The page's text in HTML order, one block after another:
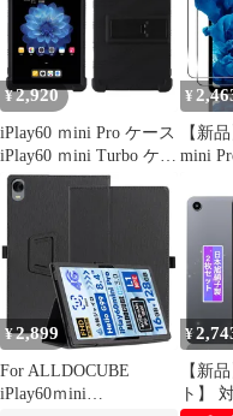
チ タ
強化
（サイ
¥2,920
iPlay60 ｍini Pro ケース
iPlay60 ｍini Turbo ケー
ス iPlay60ｍini
Pro/iPlay60ｍini Turbo
ALLDOCUBE 8.4イン
チ タブレットケース ソ
フトTPU 調節可能なス
タ
¥
【新
mini
保護
ット
応
タブ
¥2,899
For ALLDOCUBE
iPlay60ｍini
¥
【新
ト】